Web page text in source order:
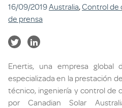
16/09/2019Australia,Control de
de prensa
Enertis, una empresa global
especializada en la prestación
técnico, ingeniería y control de
por Canadian Solar